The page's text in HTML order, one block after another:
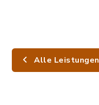
Alle Leistungen